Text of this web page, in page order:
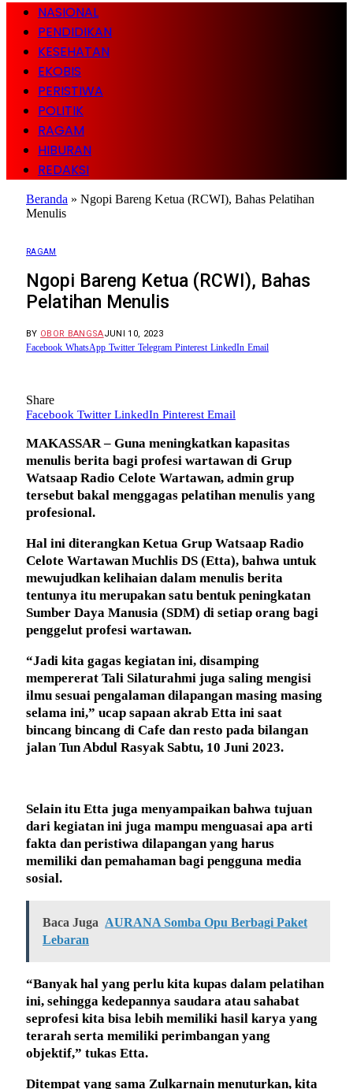
NASIONAL
PENDIDIKAN
KESEHATAN
EKOBIS
PERISTIWA
POLITIK
RAGAM
HIBURAN
REDAKSI
Beranda » Ngopi Bareng Ketua (RCWI), Bahas Pelatihan
Menulis
RAGAM
Ngopi Bareng Ketua (RCWI), Bahas
Pelatihan Menulis
BY OBOR BANGSAJUNI 10, 2023
Facebook WhatsApp Twitter Telegram Pinterest LinkedIn Email
Share
Facebook Twitter LinkedIn Pinterest Email
MAKASSAR – Guna meningkatkan kapasitas
menulis berita bagi profesi wartawan di Grup
Watsaap Radio Celote Wartawan, admin grup
tersebut bakal menggagas pelatihan menulis yang
profesional.
Hal ini diterangkan Ketua Grup Watsaap Radio
Celote Wartawan Muchlis DS (Etta), bahwa untuk
mewujudkan kelihaian dalam menulis berita
tentunya itu merupakan satu bentuk peningkatan
Sumber Daya Manusia (SDM) di setiap orang bagi
penggelut profesi wartawan.
“Jadi kita gagas kegiatan ini, disamping
mempererat Tali Silaturahmi juga saling mengisi
ilmu sesuai pengalaman dilapangan masing masing
selama ini,” ucap sapaan akrab Etta ini saat
bincang bincang di Cafe dan resto pada bilangan
jalan Tun Abdul Rasyak Sabtu, 10 Juni 2023.
Selain itu Etta juga menyampaikan bahwa tujuan
dari kegiatan ini juga mampu menguasai apa arti
fakta dan peristiwa dilapangan yang harus
memiliki dan pemahaman bagi pengguna media
sosial.
Baca Juga AURANA Somba Opu Berbagi Paket
Lebaran
“Banyak hal yang perlu kita kupas dalam pelatihan
ini, sehingga kedepannya saudara atau sahabat
seprofesi kita bisa lebih memiliki hasil karya yang
terarah serta memiliki perimbangan yang
objektif,” tukas Etta.
Ditempat yang sama Zulkarnain menuturkan, kita